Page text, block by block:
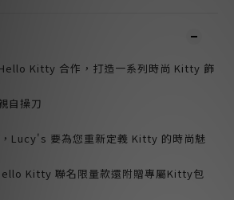
Kitty 合作，打造一系列時尚 Kitty 飾
自操刀
Lucy's 要為您重新定義 Kitty 的時尚魅
Kitty 聯名限量款還附贈專屬Kitty包